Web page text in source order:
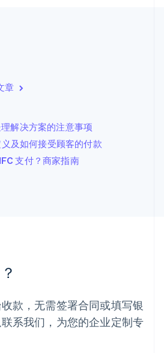
章
解决方案的注意事项
及如何接受顾客的付款
支付？商家指南
款，无需签署合同或填写银
系我们，为您的企业定制专